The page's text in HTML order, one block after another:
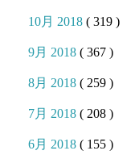
10月 2018( 319 )
9月 2018( 367 )
8月 2018( 259 )
7月 2018( 208 )
6月 2018( 155 )